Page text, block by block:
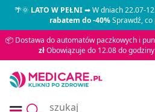
🌴🌞LATO W PEŁNI➡ W dniach 22.07-
rabatem do -40%Sprawdź,
📦 Dostawa do automatów paczkowych i
złObowiązuje do 12.08 do